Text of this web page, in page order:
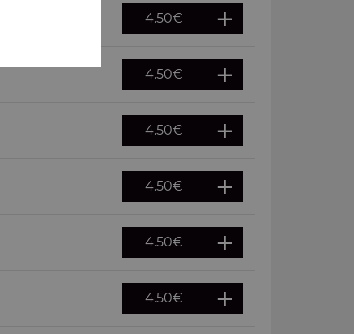
4.50€
4.50€
4.50€
4.50€
4.50€
4.50€